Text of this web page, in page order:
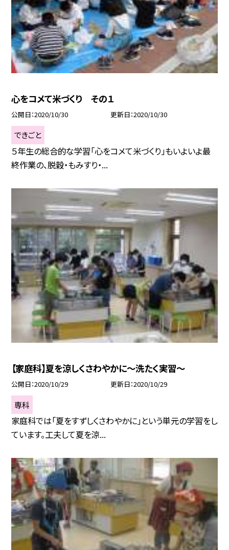
心をコメて米づくり その１
公開日 2020/10/30 更新日 2020/10/30
できごと
５年生の総合的な学習「心をコメて米づくり」もいよいよ最
終作業の、脱穀・もみすり・...
【家庭科】夏を涼しくさわやかに〜洗たく実習〜
公開日 2020/10/29 更新日 2020/10/29
専科
家庭科では「夏をすずしくさわやかに」という単元の学習をし
ています。工夫して夏を涼...